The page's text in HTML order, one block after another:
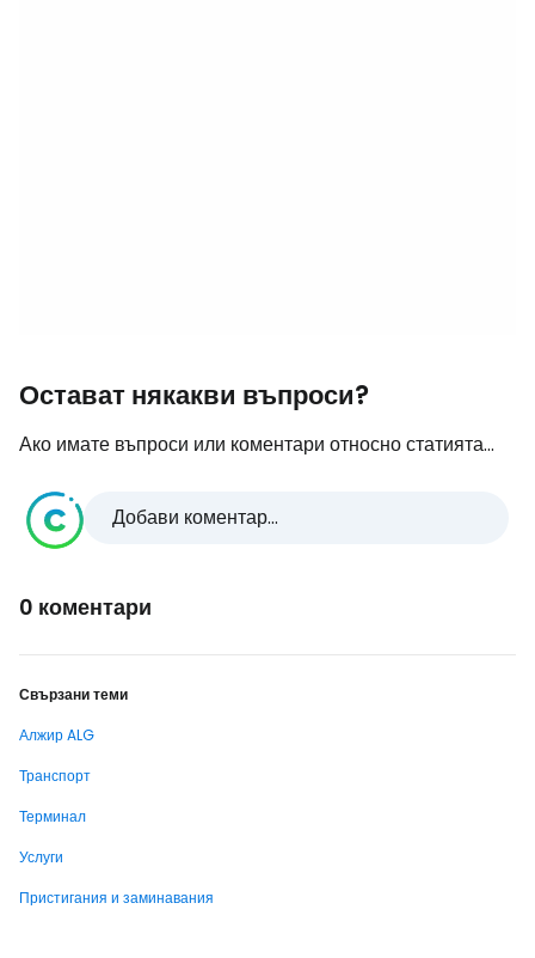
Остават някакви въпроси?
Ако имате въпроси или коментари относно статията...
Добави коментар...
0 коментари
Свързани теми
Алжир ALG
Транспорт
Терминал
Услуги
Пристигания и заминавания